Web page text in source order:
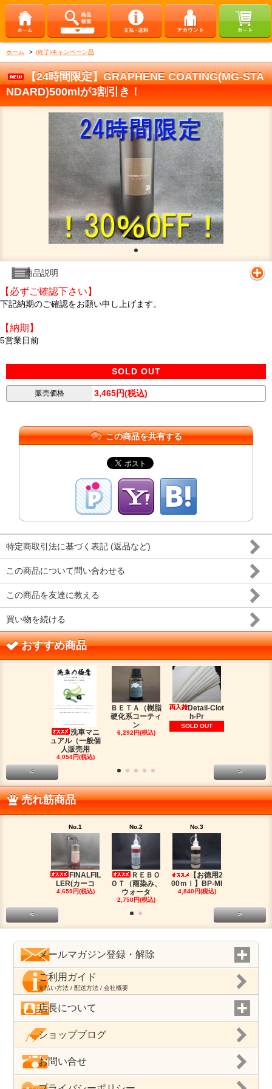
ホーム > (終了)キャンペーン品
【24時間限定】GRAPHENE COATING(MG-STA
NDARD)500mlが3割引き！
商品説明
【必ずご確認下さい】
下記納期のご確認をお願い申し上げます。
【納期】
5営業日前
SOLD OUT
販売価格 3,465円(税込)
この商品を共有する
特定商取引法に基づく表記 (返品など)
この商品について問い合わせる
この商品を友達に教える
買い物を続ける
おすすめ商品
洗車マニ
ュアル（一般個
人販売用
4,054円(税込)
ＢＥＴＡ（樹脂
硬化系コーティ
ン
6,292円(税込)
Detail-Clot
h-Pr
SOLD OUT
< >
売れ筋商品
No.1
FINALFIL
LER(カーコ
4,659円(税込)
No.2
ＲＥＢＯ
ＯＴ（雨染み、
ウォータ
2,750円(税込)
No.3
【お徳用2
00ｍｌ】BP-MI
4,840円(税込)
< >
メールマガジン登録・解除
ご利用ガイド
支払い方法 / 配送方法 / 会社概要
店長について
ショップブログ
お問い合せ